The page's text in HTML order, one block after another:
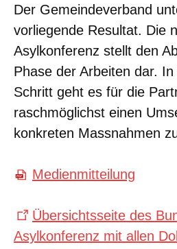
Der Gemeindeverband
vorliegende Resultat. Die
Asylkonferenz stellt den
Phase der Arbeiten dar.
Schritt geht es für die
raschmöglichst einen
konkreten Massnahmen
Medienmitteilung
Übersichtsseite des
Asylkonferenz mit allen